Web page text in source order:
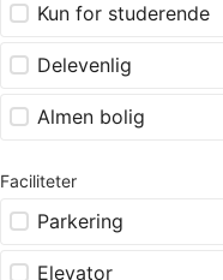
Kun for studerende
Delevenlig
Almen bolig
Faciliteter
Parkering
Elevator